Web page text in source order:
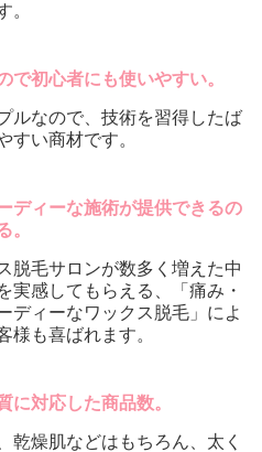
。
で初心者にも使いやすい。
ルなので、技術を習得したば
すい商材です。
ディーな施術が提供できるの
。
脱毛サロンが数多く増えた中
実感してもらえる、「痛み・
ディーなワックス脱毛」によ
様も喜ばれます。
に対応した商品数。
乾燥肌などはもちろん、太く